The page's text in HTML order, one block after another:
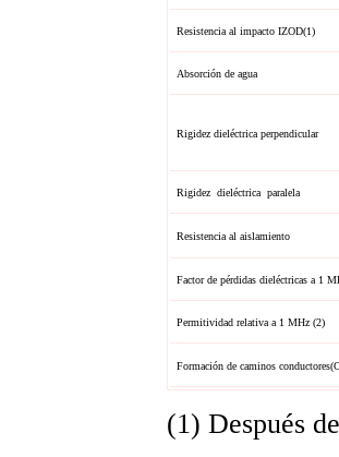
Resistencia al impacto IZOD(1)
Absorción de agua
Rigidez dieléctrica perpendicular
Rigidez dieléctrica paralela
Resistencia al aislamiento
Factor de pérdidas dieléctricas a 1
Permitividad relativa a 1 MHz (2)
Formación de caminos
(1) Después